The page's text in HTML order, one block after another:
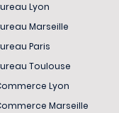
Lyon
Marseille
Paris
Toulouse
Lyon
Marseille